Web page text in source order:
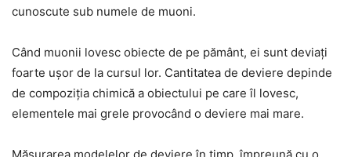
cunoscute sub numele de muoni.
Când muonii lovesc obiecte de pe pământ, ei sunt deviați
foarte ușor de la cursul lor. Cantitatea de deviere depinde
de compoziția chimică a obiectului pe care îl lovesc,
elementele mai grele provocând o deviere mai mare.